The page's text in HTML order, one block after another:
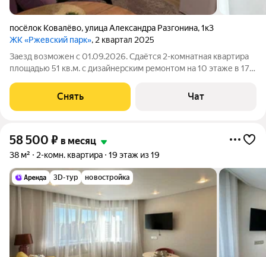
посёлок Ковалёво,улица Александра Разгонина,1к3
ЖК «Ржевский парк», 2 квартал 2025
Заезд возможен с 01.09.2026. Сдаётся 2-комнатная квартира
площадью 51 кв.м. с дизайнерским ремонтом на 10 этаже в 17-
монолитный,
Снять Чат
58 500 ₽ в месяц
38 м² 2-комн. квартира 19 этаж из 19
3D-тур новостройка